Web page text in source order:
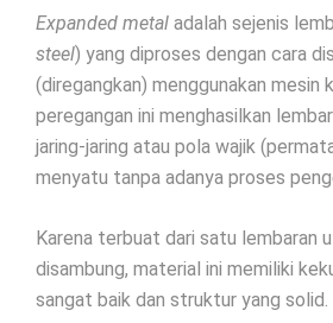
Expanded metal adalah sejenis
steel) yang diproses dengan cara
(diregangkan) menggunakan mesin
peregangan ini menghasilkan
jaring-jaring atau pola wajik
menyatu tanpa adanya proses
Karena terbuat dari satu lembaran
disambung, material ini memiliki
sangat baik dan struktur yang solid.